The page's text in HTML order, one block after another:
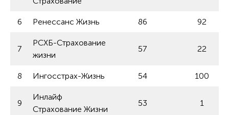
6 Ренессанс Жизнь 86 92
7
РСХБ-Страхование
жизни
57 22
8 Ингосстрах-Жизнь 54 100
9
Инлайф
Страхование Жизни
53 1